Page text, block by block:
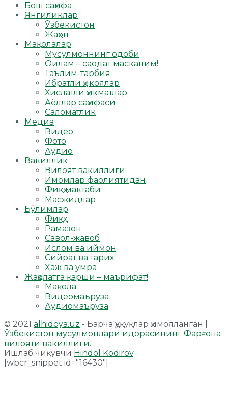
Бош саҳифа
Янгиликлар
Ўзбекистон
Жаҳон
Мақолалар
Мусулмоннинг одоби
Оилам – саодат масканим!
Таълим-тарбия
Ибратли ҳикоялар
Хислатли ҳикматлар
Аёллар саҳифаси
Саломатлик
Медиа
Видео
Фото
Аудио
Вакиллик
Вилоят вакиллиги
Имомлар фаолиятидан
Фиқҳ мактаби
Масжидлар
Бўлимлар
Фиқҳ
Рамазон
Савол-жавоб
Ислом ва иймон
Сийрат ва тарих
Ҳаж ва умра
Жаҳолатга қарши – маърифат!
Мақола
Видеомаъруза
Аудиомаъруза
© 2021 alhidoya.uz - Барча ҳуқуқлар ҳимояланган |
Ўзбекистон мусулмонлари идорасининг Фарғона
вилояти вакиллиги.
Ишлаб чиқувчи Hindol Kodirov.
[wbcr_snippet id="16430"]